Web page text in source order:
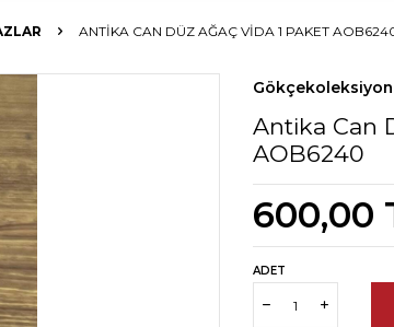
ANTIKA CAN DÜZ AĞAÇ VIDA 1 PAKET
Gökçekoleksiyon
Antika Can
AOB6240
600,00
ADET